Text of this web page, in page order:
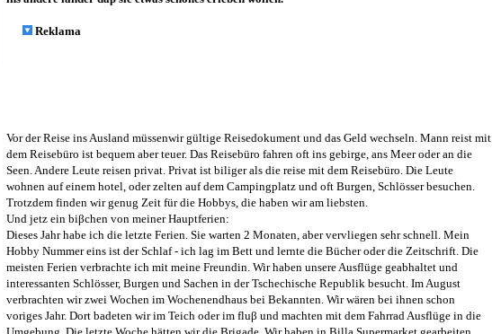
Reklama
Vor der Reise ins Ausland müssenwir gültige Reisedokument und das Geld wechseln. Mann reist mit
dem Reisebüro ist bequem aber teuer. Das Reisebüro fahren oft ins gebirge, ans Meer oder an die
Seen. Andere Leute reisen privat. Privat ist biliger als die reise mit dem Reisebüro. Die Leute
wohnen auf einem hotel, oder zelten auf dem Campingplatz und oft Burgen, Schlösser besuchen.
Trotzdem finden wir genug Zeit für die Hobbys, die haben wir am liebsten.
Und jetz ein biβchen von meiner Hauptferien:
Dieses Jahr habe ich die letzte Ferien. Sie warten 2 Monaten, aber vervliegen sehr schnell. Mein
Hobby Nummer eins ist der Schlaf - ich lag im Bett und lernte die Bücher oder die Zeitschrift. Die
meisten Ferien verbrachte ich mit meine Freundin. Wir haben unsere Ausflüge geabhaltet und
interessanten Schlösser, Burgen und Sachen in der Tschechische Republik besucht. Im August
verbrachten wir zwei Wochen im Wochenendhaus bei Bekannten. Wir wären bei ihnen schon
voriges Jahr. Dort badeten wir im Teich oder im fluβ und machten mit dem Fahrrad Ausflüge in die